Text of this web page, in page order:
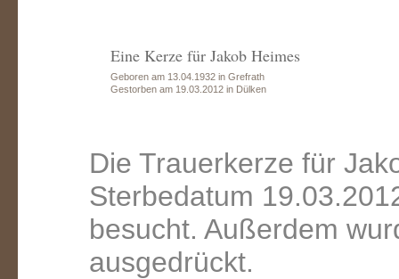
Eine Kerze für Jakob Heimes
Geboren am 13.04.1932 in Grefrath
Gestorben am 19.03.2012 in Dülken
Die Trauerkerze für
Sterbedatum
besucht. Außerdem
ausgedrückt.